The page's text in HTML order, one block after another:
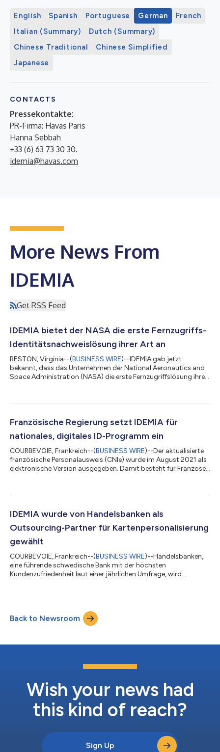
English Spanish Portuguese German
French
Italian (Summary)
Dutch (Summary)
Chinese Traditional
Chinese Simplified
Japanese
CONTACTS
Pressekontakte:
PR-Firma: Havas Paris
Hanna Sebbah
+33 (6) 63 73 30 30.
idemia@havas.com
More News From
IDEMIA
Get RSS Feed
IDEMIA bietet der NASA die erste Fernzugriffs-
Identitätsnachweislösung ihrer Art an
RESTON, Virginia--(BUSINESS WIRE)--IDEMIA gab jetzt
bekannt, dass das Unternehmen der National Aeronautics and
Space Administration (NASA) die erste Fernzugriffslösung ihrer
Ferne überprüfen und registrieren kann. Die Lösung für die
entwickelt, einem führenden Anbieter von
Berechtigungsprüfungs- und Verifizierungsd...
Französische Regierung setzt IDEMIA für
nationales, digitales ID-Programm ein
COURBEVOIE, Frankreich--(BUSINESS WIRE)--Der aktualisierte
französische Personalausweis (CNIe) wurde im August 2021 als
elektronische Version ausgegeben. Damit besteht für Franzosen
Authentifizierungsanfrage auf ihr Smartphone. Sie legen im
wobei Daten mittels Technologie der Nahfeldkommunikation
IDEMIA wurde von Handelsbanken als
Outsourcing-Partner für Kartenpersonalisierung
gewählt
COURBEVOIE, Frankreich--(BUSINESS WIRE)--Handelsbanken,
eine führende schwedische Bank mit der höchsten
Kundenzufriedenheit laut einer jährlichen Umfrage, wird
kontinuierlich evolvierenden globalen Markttrends und
Serviceleistungen anzupassen, den künftigen
Herausforderungen gerecht zu werden und als
Back to Newsroom
Wish your news had
this kind of reach?
Sign Up